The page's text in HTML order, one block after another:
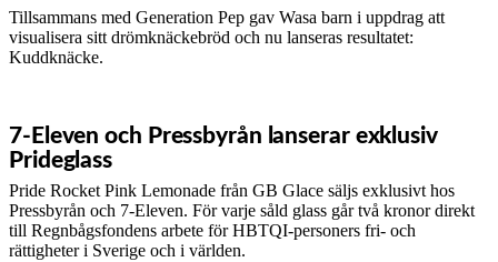
Tillsammans med Generation Pep gav Wasa barn i uppdrag att
visualisera sitt drömknäckebröd och nu lanseras resultatet:
Kuddknäcke.
7-Eleven och Pressbyrån lanserar exklusiv
Prideglass
Pride Rocket Pink Lemonade från GB Glace säljs exklusivt hos
Pressbyrån och 7-Eleven. För varje såld glass går två kronor direkt
till Regnbågsfondens arbete för HBTQI-personers fri- och
rättigheter i Sverige och i världen.